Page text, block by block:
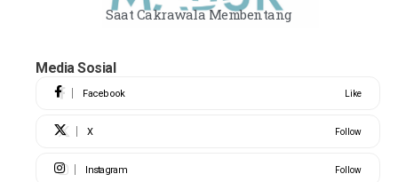
Saat Cakrawala Membentang
Media Sosial
Facebook Like
X Follow
Instagram Follow